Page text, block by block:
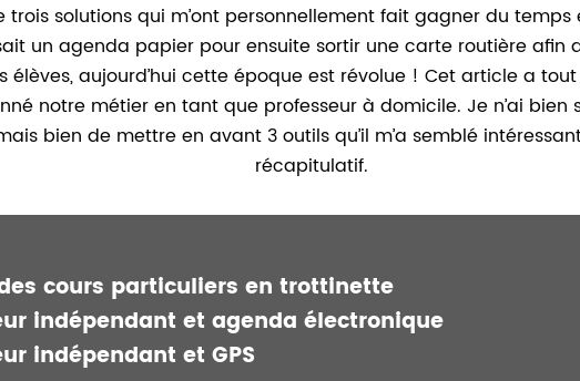
solutions qui m’ont personnellement fait gagner du
un agenda papier pour ensuite sortir une carte routière
aujourd’hui cette époque est révolue ! Cet article a
notre métier en tant que professeur à domicile. Je n’ai
bien de mettre en avant 3 outils qu’il m’a semblé
récapitulatif.
cours particuliers en trottinette
indépendant et agenda électronique
indépendant et GPS